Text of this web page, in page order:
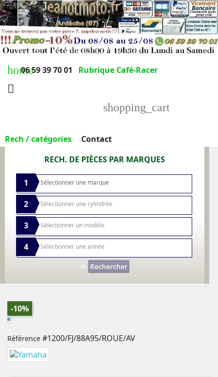
home06 59 39 70 01 Rubrique Café-Racer

shopping_cart
Rech / catégories
Contact
RECH. DE PIÈCES PAR MARQUES
1
2
3
4
Rechercher
-10%
Référence #1200/FJ/88A95/ROUE/AV